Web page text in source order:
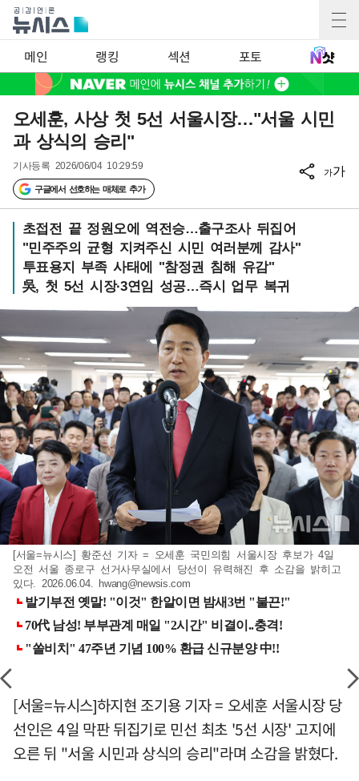
메인 랭킹 섹션 포토
오세훈, 사상 첫 5선 서울시장…"서울 시민
과 상식의 승리"
기사등록 2026/06/04 10:29:59
구글에서 선호하는 매체로 추가
가가
초접전 끝 정원오에 역전승…출구조사 뒤집어
"민주주의 균형 지켜주신 시민 여러분께 감사"
투표용지 부족 사태에 "참정권 침해 유감"
吳, 첫 5선 시장·3연임 성공…즉시 업무 복귀
[서울=뉴시스] 황준선 기자 = 오세훈 국민의힘 서울시장 후보가 4일
오전 서울 종로구 선거사무실에서 당선이 유력해진 후 소감을 밝히고
있다. 2026.06.04. hwang@newsis.com
[서울=뉴시스]하지현 조기용 기자 = 오세훈 서울시장 당
선인은 4일 막판 뒤집기로 민선 최초 '5선 시장' 고지에
오른 뒤 "서울 시민과 상식의 승리"라며 소감을 밝혔다.